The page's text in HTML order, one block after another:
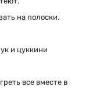
на полоски.
и цуккини
все вместе в